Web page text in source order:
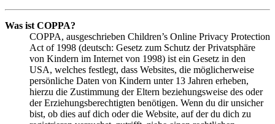
Was ist COPPA?
COPPA, ausgeschrieben Children’s Online Privacy Protection
Act of 1998 (deutsch: Gesetz zum Schutz der Privatsphäre
von Kindern im Internet von 1998) ist ein Gesetz in den
USA, welches festlegt, dass Websites, die möglicherweise
persönliche Daten von Kindern unter 13 Jahren erheben,
hierzu die Zustimmung der Eltern beziehungsweise des oder
der Erziehungsberechtigten benötigen. Wenn du dir unsicher
bist, ob dies auf dich oder die Website, auf der du dich zu